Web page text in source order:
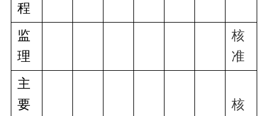
程
监
理
核
准
主
要
核